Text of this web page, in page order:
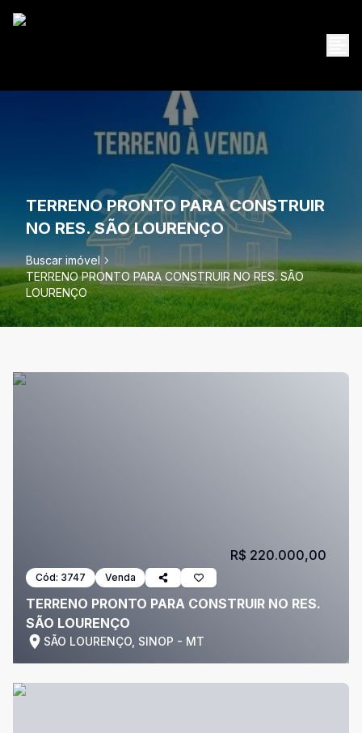
TERRENO PRONTO PARA CONSTRUIR
NO RES. SÃO LOURENÇO
Buscar imóvel
TERRENO PRONTO PARA CONSTRUIR NO RES. SÃO
LOURENÇO
Cód: 3747 Venda
TERRENO PRONTO PARA CONSTRUIR NO RES.
SÃO LOURENÇO
SÃO LOURENÇO, SINOP - MT
R$ 220.000,00